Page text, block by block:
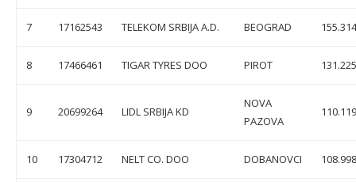
7 17162543 TELEKOM SRBIJA A.D. BEOGRAD
8 17466461 TIGAR TYRES DOO PIROT
9 20699264 LIDL SRBIJA KD
NOVA
PAZOVA
10 17304712 NELT CO. DOO DOBANOVCI